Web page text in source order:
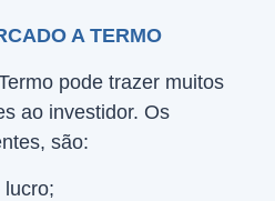
A TERMO
pode trazer muitos
ao investidor. Os
são:
lucro;